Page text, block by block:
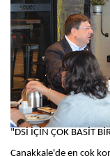
"DSİ İÇİN ÇOK BASİT
Çanakkale'de en çok